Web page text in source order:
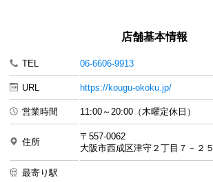
店舗基本情報
TEL 06-6606-9913
URL https://kougu-okoku.jp/
営業時間 11:00～20:00（木曜定休日）
住所
〒557-0062
大阪市西成区津守２丁目７－２５
最寄り駅